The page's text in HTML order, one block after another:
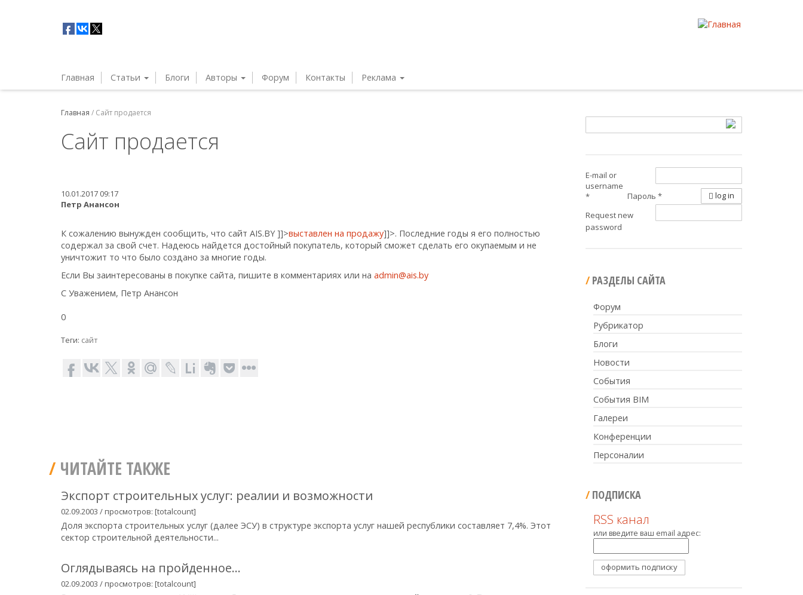
Главная Статьи Блоги Авторы Форум Контакты Реклама
Главная / Сайт продается
Сайт продается
10.01.2017 09:17
Петр Анансон
К сожалению вынужден сообщить, что сайт AIS.BY]]>выставлен на продажу]]>. Последние годы я его полностью
содержал за свой счет. Надеюсь найдется достойный покупатель, который сможет сделать его окупаемым и не
уничтожит то что было создано за многие годы.
Если Вы заинтересованы в покупке сайта, пишите в комментариях или на admin@ais.by
С Уважением, Петр Анансон
0
Теги: сайт
ЧИТАЙТЕ ТАКЖЕ
Экспорт строительных услуг: реалии и возможности
02.09.2003 / просмотров: [totalcount]
Доля экспорта строительных услуг (далее ЭСУ) в структуре экспорта услуг нашей республики составляет 7,4%. Этот
сектор строительной деятельности...
Оглядываясь на пройденное...
02.09.2003 / просмотров: [totalcount]
E-mail or
username
*
Пароль *
Request new
password
log in
РАЗДЕЛЫ САЙТА
Форум
Рубрикатор
Блоги
Новости
События
События BIM
Галереи
Конференции
Персоналии
ПОДПИСКА
RSS канал
или введите ваш email адрес: